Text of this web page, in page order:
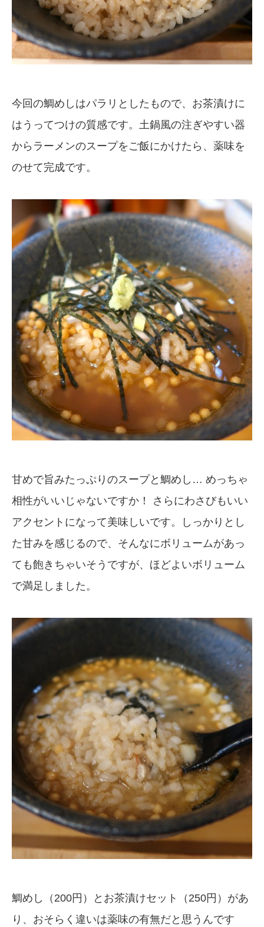
今回の鯛めしはパラリとしたもので、お茶漬けに
はうってつけの質感です。土鍋風の注ぎやすい器
からラーメンのスープをご飯にかけたら、薬味を
のせて完成です。
甘めで旨みたっぷりのスープと鯛めし… めっちゃ
相性がいいじゃないですか！ さらにわさびもいい
アクセントになって美味しいです。しっかりとし
た甘みを感じるので、そんなにボリュームがあっ
ても飽きちゃいそうですが、ほどよいボリューム
で満足しました。
鯛めし（200円）とお茶漬けセット（250円）があ
り、おそらく違いは薬味の有無だと思うんです